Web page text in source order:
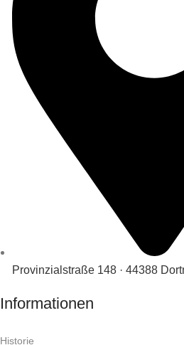
Provinzialstraße 148 · 44388
Informationen
Historie